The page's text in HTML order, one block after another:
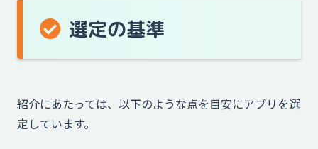
選定の基準
紹介にあたっては、以下のような点を目安にアプリを選
定しています。